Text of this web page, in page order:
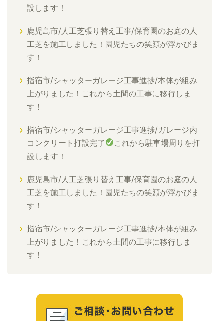
設します！
鹿児島市/人工芝張り替え工事/保育園のお庭の人
工芝を施工しました！園児たちの笑顔が浮かびま
す！
指宿市/シャッターガレージ工事進捗/本体が組み
上がりました！これから土間の工事に移行しま
す！
指宿市/シャッターガレージ工事進捗/ガレージ内
コンクリート打設完了
これから駐車場周りを打
設します！
鹿児島市/人工芝張り替え工事/保育園のお庭の人
工芝を施工しました！園児たちの笑顔が浮かびま
す！
指宿市/シャッターガレージ工事進捗/本体が組み
上がりました！これから土間の工事に移行しま
す！